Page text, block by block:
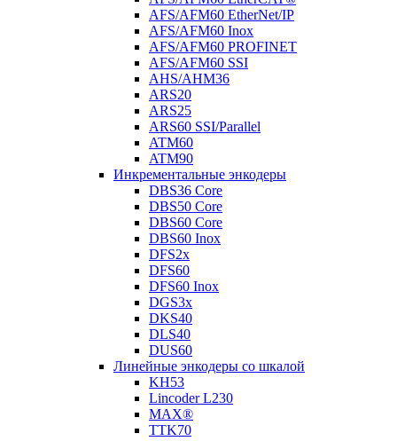
AFS/AFM60 EtherNet/IP
AFS/AFM60 Inox
AFS/AFM60 PROFINET
AFS/AFM60 SSI
AHS/AHM36
ARS20
ARS25
ARS60 SSI/Parallel
ATM60
ATM90
Инкрементальные энкодеры
DBS36 Core
DBS50 Core
DBS60 Core
DBS60 Inox
DFS2x
DFS60
DFS60 Inox
DGS3x
DKS40
DLS40
DUS60
Линейные энкодеры со шкалой
KH53
Lincoder L230
MAX®
TTK70